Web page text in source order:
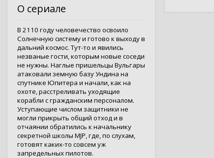
О сериале
В 2110 году человечество освоило
Солнечную систему и готово к выходу в
дальний космос. Тут-то и явились
незваные гости, которым новые соседи
не нужны. Наглые пришельцы Вульгары
атаковали земную базу Ундина на
спутнике Юпитера и начали, как на
охоте, расстреливать уходящие
корабли с гражданским персоналом.
Уступающие числом защитники не
могли прикрыть общий отход и в
отчаянии обратились к начальнику
секретной школы MJP, где, по слухам,
готовят каких-то совсем уж
запредельных пилотов.